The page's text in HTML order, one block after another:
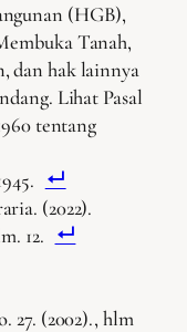
(HGB),
Tanah,
dan hak lainnya
Lihat Pasal
tentang
(2022).
12.
27. (2002)., hlm